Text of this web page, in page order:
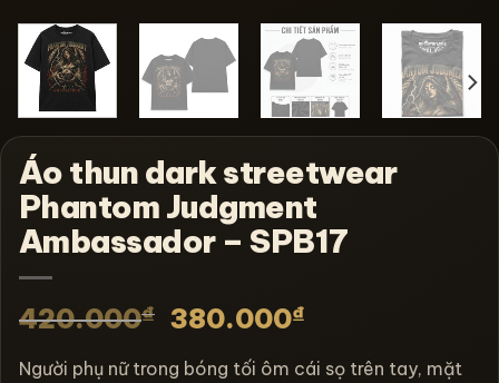
Áo thun dark streetwear
Phantom Judgment
Ambassador – SPB17
420.000₫ 380.000₫
Người phụ nữ trong bóng tối ôm cái sọ trên tay, mặt